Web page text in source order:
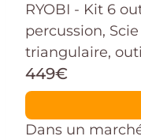
RYOBI - Kit 6
percussion,
triangulaire,
circulaire,
1x2Ah,
449€
Dans un